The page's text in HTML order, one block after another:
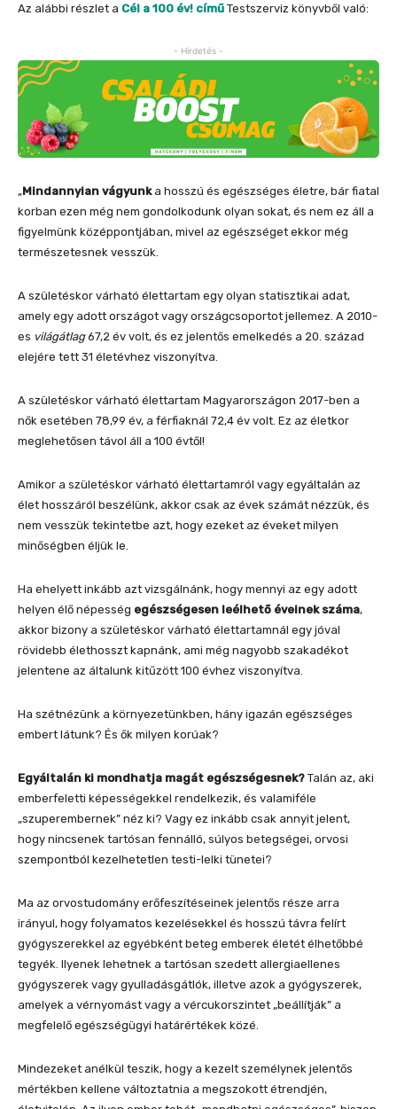
Az alábbi részlet a Cél a 100 év! című Testszerviz könyvből való:
- Hirdetés -
„Mindannyian vágyunka hosszú és egészséges életre, bár fiatal
korban ezen még nem gondolkodunk olyan sokat, és nem ez áll a
figyelmünk középpontjában, mivel az egészséget ekkor még
természetesnek vesszük.
A születéskor várható élettartam egy olyan statisztikai adat,
amely egy adott országot vagy országcsoportot jellemez. A 2010-
es világátlag67,2 év volt, és ez jelentős emelkedés a 20. század
elejére tett 31 életévhez viszonyítva.
A születéskor várható élettartam Magyarországon 2017-ben a
nők esetében 78,99 év, a férfiaknál 72,4 év volt. Ez az életkor
meglehetősen távol áll a 100 évtől!
Amikor a születéskor várható élettartamról vagy egyáltalán az
élet hosszáról beszélünk, akkor csak az évek számát nézzük, és
nem vesszük tekintetbe azt, hogy ezeket az éveket milyen
minőségben éljük le.
Ha ehelyett inkább azt vizsgálnánk, hogy mennyi az egy adott
helyen élő népesség egészségesen leélhető éveinek száma,
akkor bizony a születéskor várható élettartamnál egy jóval
rövidebb élethosszt kapnánk, ami még nagyobb szakadékot
jelentene az általunk kitűzött 100 évhez viszonyítva.
Ha szétnézünk a környezetünkben, hány igazán egészséges
embert látunk? És ők milyen korúak?
Egyáltalán ki mondhatja magát egészségesnek? Talán az, aki
emberfeletti képességekkel rendelkezik, és valamiféle
„szuperembernek” néz ki? Vagy ez inkább csak annyit jelent,
hogy nincsenek tartósan fennálló, súlyos betegségei, orvosi
szempontból kezelhetetlen testi-lelki tünetei?
Ma az orvostudomány erőfeszítéseinek jelentős része arra
irányul, hogy folyamatos kezelésekkel és hosszú távra felírt
gyógyszerekkel az egyébként beteg emberek életét élhetőbbé
tegyék. Ilyenek lehetnek a tartósan szedett allergiaellenes
gyógyszerek vagy gyulladásgátlók, illetve azok a gyógyszerek,
amelyek a vérnyomást vagy a vércukorszintet „beállítják” a
megfelelő egészségügyi határértékek közé.
Mindezeket anélkül teszik, hogy a kezelt személynek jelentős
mértékben kellene változtatnia a megszokott étrendjén,